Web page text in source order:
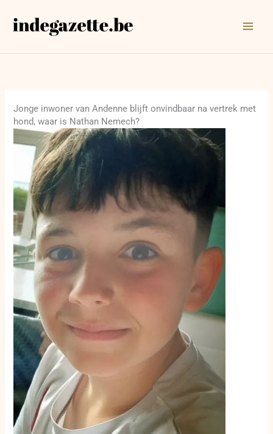
naar
Jonge inwoner van Andenne blijft onvindbaar na vertrek met
hond, waar is Nathan Nemech?